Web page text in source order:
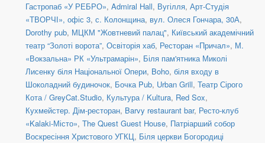
Гастропаб «У РЕБРО», Admiral Hall, Вугілля, Арт-Студія
«ТВОРЧІ», офіс 3, с. Колонщина, вул. Олеся Гончара, 30А,
Dorothy pub, МЦКМ "Жовтневий палац", Київський академічний
театр “Золоті ворота”, Освіторія хаб, Ресторан «Причал», М.
«Вокзальна» РК «Ультрамарін», Біля пам'ятника Миколі
Лисенку біля Національної Опери, Boho, біля входу в
Шоколадний будиночок, Бочка Pub, Urban Grill, Театр Сірого
Кота / GreyCat.Studio, Культура / Kultura, Red Sox,
Кухмейстер. Дім-ресторан, Barvy restaurant bar, Ресто-клуб
«Kalaki-Місто», The Quest Guest House, Патріарший собор
Воскресіння Христового УГКЦ, Біля церкви Богородиці